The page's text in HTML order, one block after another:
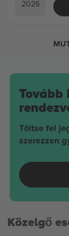
2026
Tovább
Töltse fel
szerezzen
Közelgő